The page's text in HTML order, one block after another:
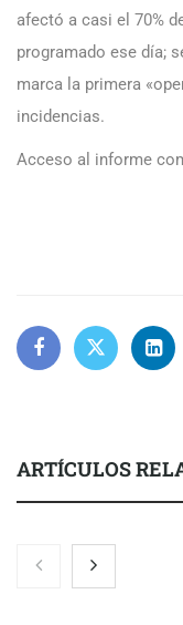
afectó a casi el 70%
programado ese día;
marca la primera
incidencias.
Acceso al informe
ARTÍCULOS
Nicols presenta seis
eclipse solar del 12 de